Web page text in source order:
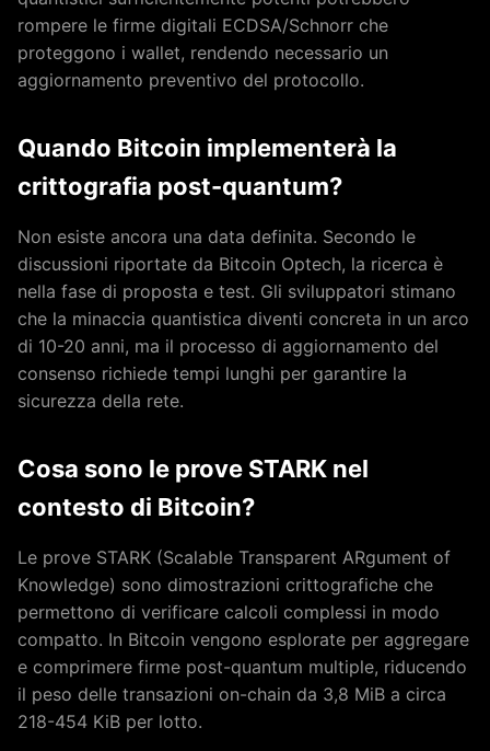
rompere le firme digitali ECDSA/Schnorr che
proteggono i wallet, rendendo necessario un
aggiornamento preventivo del protocollo.
Quando Bitcoin implementerà la
crittografia post-quantum?
Non esiste ancora una data definita. Secondo le
discussioni riportate da Bitcoin Optech, la ricerca è
nella fase di proposta e test. Gli sviluppatori stimano
che la minaccia quantistica diventi concreta in un arco
di 10-20 anni, ma il processo di aggiornamento del
consenso richiede tempi lunghi per garantire la
sicurezza della rete.
Cosa sono le prove STARK nel
contesto di Bitcoin?
Le prove STARK (Scalable Transparent ARgument of
Knowledge) sono dimostrazioni crittografiche che
permettono di verificare calcoli complessi in modo
compatto. In Bitcoin vengono esplorate per aggregare
e comprimere firme post-quantum multiple, riducendo
il peso delle transazioni on-chain da 3,8 MiB a circa
218-454 KiB per lotto.